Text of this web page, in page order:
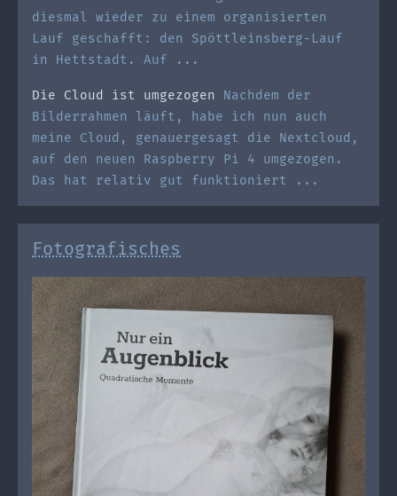
diesmal wieder zu einem organisierten
Lauf geschafft: den Spöttleinsberg-Lauf
in Hettstadt. Auf ...
Die Cloud ist umgezogen
Nachdem der
Bilderrahmen läuft, habe ich nun auch
meine Cloud, genauergesagt die Nextcloud,
auf den neuen Raspberry Pi 4 umgezogen.
Das hat relativ gut funktioniert ...
Fotografisches